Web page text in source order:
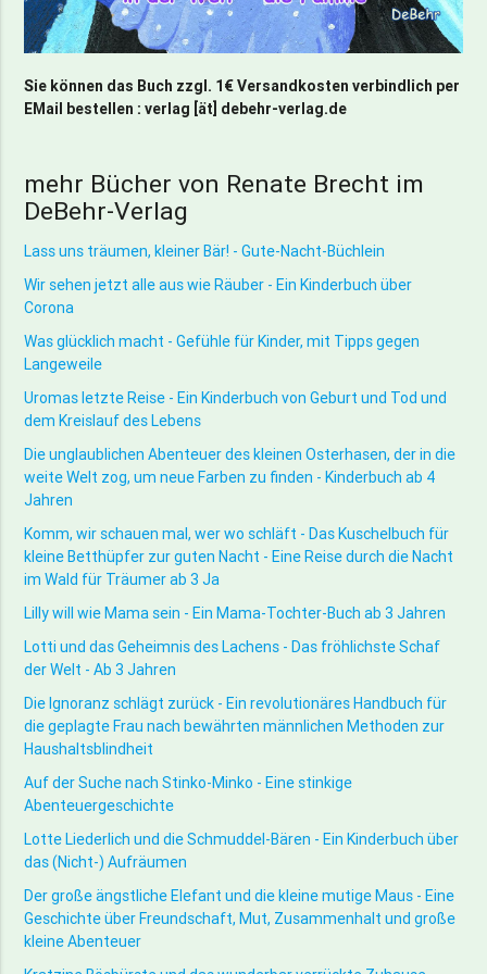
Sie können das Buch zzgl. 1€ Versandkosten verbindlich per
EMail bestellen : verlag [ät] debehr-verlag.de
mehr Bücher von Renate Brecht im
DeBehr-Verlag
Lass uns träumen, kleiner Bär! - Gute-Nacht-Büchlein
Wir sehen jetzt alle aus wie Räuber - Ein Kinderbuch über
Corona
Was glücklich macht - Gefühle für Kinder, mit Tipps gegen
Langeweile
Uromas letzte Reise - Ein Kinderbuch von Geburt und Tod und
dem Kreislauf des Lebens
Die unglaublichen Abenteuer des kleinen Osterhasen, der in die
weite Welt zog, um neue Farben zu finden - Kinderbuch ab 4
Jahren
Komm, wir schauen mal, wer wo schläft - Das Kuschelbuch für
kleine Betthüpfer zur guten Nacht - Eine Reise durch die Nacht
im Wald für Träumer ab 3 Ja
Lilly will wie Mama sein - Ein Mama-Tochter-Buch ab 3 Jahren
Lotti und das Geheimnis des Lachens - Das fröhlichste Schaf
der Welt - Ab 3 Jahren
Die Ignoranz schlägt zurück - Ein revolutionäres Handbuch für
die geplagte Frau nach bewährten männlichen Methoden zur
Haushaltsblindheit
Auf der Suche nach Stinko-Minko - Eine stinkige
Abenteuergeschichte
Lotte Liederlich und die Schmuddel-Bären - Ein Kinderbuch über
das (Nicht-) Aufräumen
Der große ängstliche Elefant und die kleine mutige Maus - Eine
Geschichte über Freundschaft, Mut, Zusammenhalt und große
kleine Abenteuer